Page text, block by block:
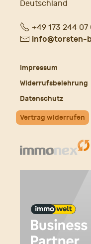
Deutschland
Fon+49 173 244 07
E- info@torsten-
Impressum
Widerrufsbelehrung
Datenschutz
Vertrag widerrufen